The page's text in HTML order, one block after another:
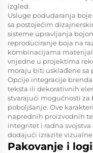
izgled.
Usluge podudaranja
sa postojećim
sisteme upravljanja
reproduciranje boja na
kombinacijama
vrijedne u projektima
moraju biti usklađene sa
Opcije integracije
teksta ili dekorativnih
stvarajući mogućnosti
poboljšanje. Ove
naprednih proizvodnih
integritet i radna
dodajući izrazite
Pakovanje i